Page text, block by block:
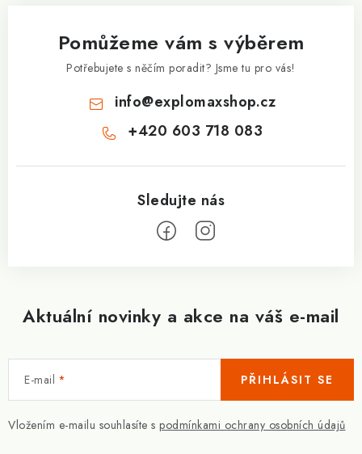
Aktuální novinky a akce na váš e-mail
E-mail
Vložením e-mailu souhlasíte s podmínkami ochrany osobních údajů
PŘIHLÁSIT SE
Pomůžeme vám s výběrem
Potřebujete s něčím poradit? Jsme tu pro vás!
info@explomaxshop.cz
+420 603 718 083